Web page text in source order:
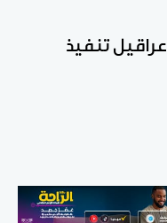
عراقيل تنفيذ